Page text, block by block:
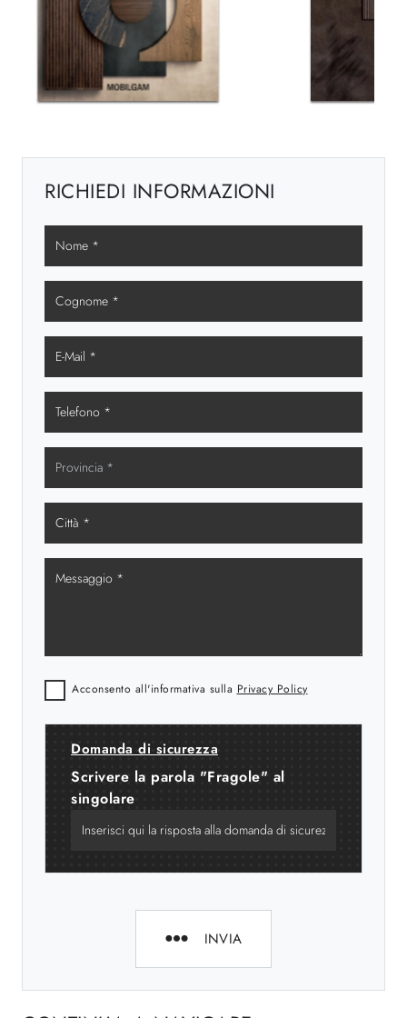
RICHIEDI INFORMAZIONI
Acconsento all'informativa sulla Privacy Policy
Domanda di sicurezza
Scrivere la parola "Fragole" al
singolare
INVIA